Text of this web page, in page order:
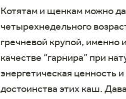
Котятам и щенкам можно
четырехнедельного
гречневой крупой, именно
качестве “гарнира” при
энергетическая ценность
достоинства этих каш.